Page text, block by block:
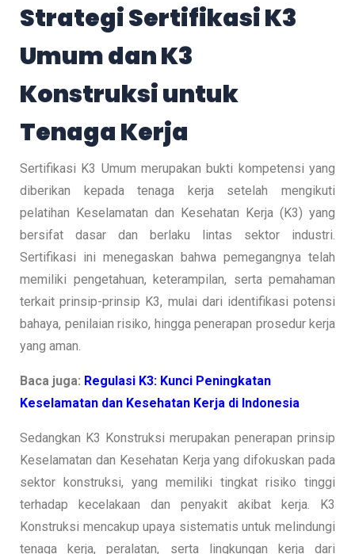
Strategi Sertifikasi K3
Umum dan K3
Konstruksi untuk
Tenaga Kerja
Sertifikasi K3 Umum merupakan bukti kompetensi yang
diberikan kepada tenaga kerja setelah mengikuti
pelatihan Keselamatan dan Kesehatan Kerja (K3) yang
bersifat dasar dan berlaku lintas sektor industri.
Sertifikasi ini menegaskan bahwa pemegangnya telah
memiliki pengetahuan, keterampilan, serta pemahaman
terkait prinsip-prinsip K3, mulai dari identifikasi potensi
bahaya, penilaian risiko, hingga penerapan prosedur kerja
yang aman.
Baca juga: Regulasi K3: Kunci Peningkatan
Keselamatan dan Kesehatan Kerja di Indonesia
Sedangkan K3 Konstruksi merupakan penerapan prinsip
Keselamatan dan Kesehatan Kerja yang difokuskan pada
sektor konstruksi, yang memiliki tingkat risiko tinggi
terhadap kecelakaan dan penyakit akibat kerja. K3
Konstruksi mencakup upaya sistematis untuk melindungi
tenaga kerja, peralatan, serta lingkungan kerja dari